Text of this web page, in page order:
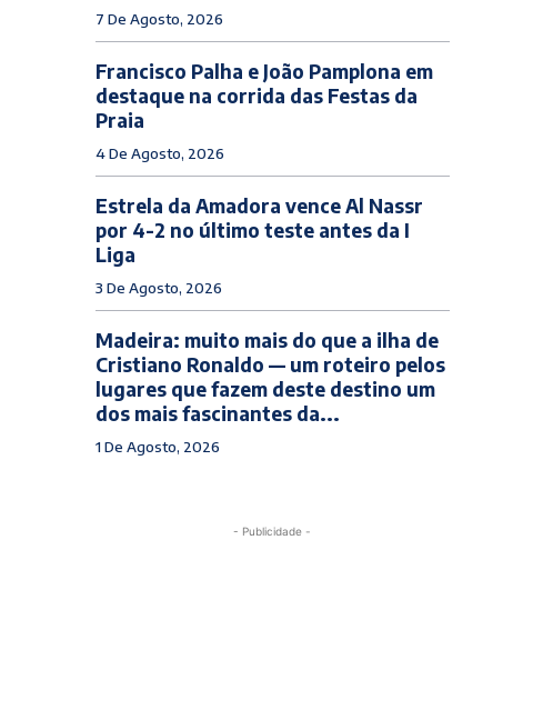
7 De Agosto, 2026
Francisco Palha e João Pamplona em
destaque na corrida das Festas da
Praia
4 De Agosto, 2026
Estrela da Amadora vence Al Nassr
por 4-2 no último teste antes da I
Liga
3 De Agosto, 2026
Madeira: muito mais do que a ilha de
Cristiano Ronaldo — um roteiro pelos
lugares que fazem deste destino um
dos mais fascinantes da...
1 De Agosto, 2026
- Publicidade -